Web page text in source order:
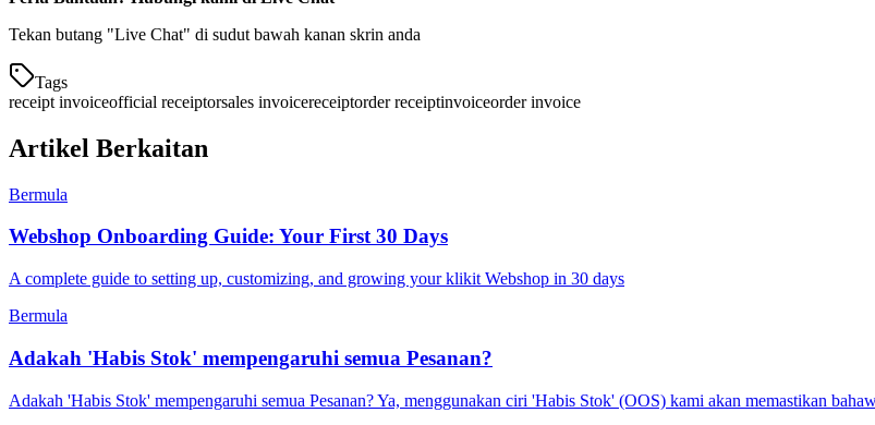
Tekan butang "Live Chat" di sudut bawah kanan skrin anda
Tags
receipt invoiceofficial receiptorsales invoicereceiptorder receiptinvoiceorder invoice
Artikel Berkaitan
Bermula
Webshop Onboarding Guide: Your First 30 Days
A complete guide to setting up, customizing, and growing your klikit Webshop in 30 days
Bermula
Adakah 'Habis Stok' mempengaruhi semua Pesanan?
Adakah 'Habis Stok' mempengaruhi semua Pesanan? Ya, menggunakan ciri 'Habis Stok' (OOS) kami akan memastikan